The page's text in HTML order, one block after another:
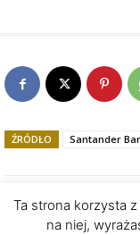
ŹRÓDŁO Santander
Ta strona korzysta
na niej,